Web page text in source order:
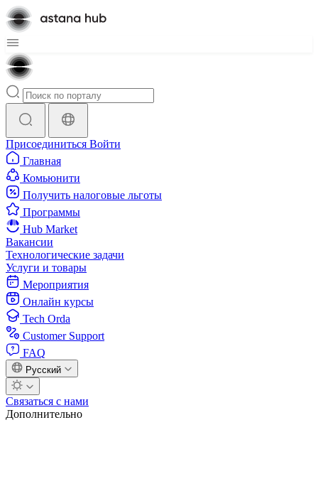
Присоединиться Войти
Главная
Комьюнити
Получить налоговые льготы
Программы
Hub Market
Вакансии
Технологические задачи
Услуги и товары
Мероприятия
Онлайн курсы
Tech Orda
Customer Support
FAQ
Русский
Связаться с нами
Дополнительно